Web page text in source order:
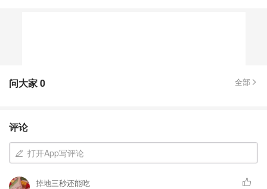
问大家0 全部
评论
打开App写评论
掉地三秒还能吃